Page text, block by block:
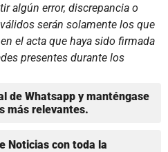
algún error, discrepancia o
serán solamente los que
el acta que haya sido firmada
presentes durante los
de Whatsapp y manténgase
más relevantes.
Noticias con toda la